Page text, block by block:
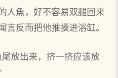
人魚，好不‌容易双腿回来
言反而把他推搡进浴缸。
放出来，挤一挤应该放